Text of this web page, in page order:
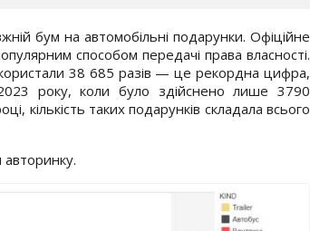
бум на автомобільні подарунки. Офіційне
способом передачі права власності.
38 685 разів — це рекордна цифра,
року, коли було здійснено лише 3790
кількість таких подарунків складала всього
авторинку.